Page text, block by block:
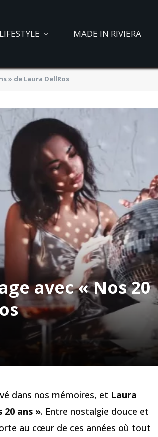
LIFESTYLE MADE IN RIVIERA
» de Laura DellRos
avec « Nos 20
dans nos mémoires, et Laura
20 ans ». Entre nostalgie douce et
au cœur de ces années où tout